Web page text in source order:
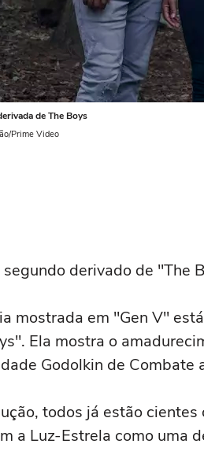
de The Boys
Prime Video
segundo derivado de "The
mostrada em "Gen V"
Ela mostra o
Godolkin de Combate
todos já estão
a Luz-Estrela como uma